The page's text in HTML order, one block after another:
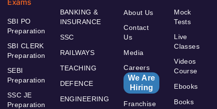
SBI PO
Preparation
SBI CLERK
Preparation
SEBI
Preparation
SSC JE
Preparation
BANKING &
INSURANCE
SSC
RAILWAYS
TEACHING
DEFENCE
ENGINEERING
About Us
Contact
Us
Media
Careers
We Are
Hiring
Franchise
Mock
Tests
Live
Classes
Videos
Course
Ebooks
Books